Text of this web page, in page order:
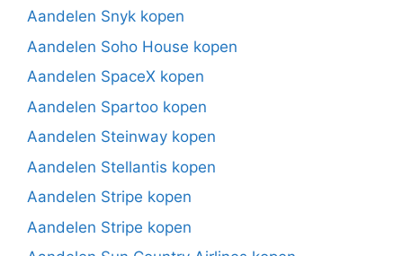
Aandelen Snyk kopen
Aandelen Soho House kopen
Aandelen SpaceX kopen
Aandelen Spartoo kopen
Aandelen Steinway kopen
Aandelen Stellantis kopen
Aandelen Stripe kopen
Aandelen Stripe kopen